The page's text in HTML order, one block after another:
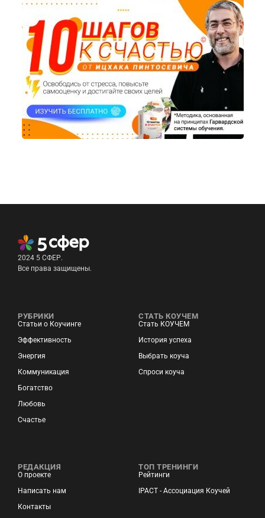
2024 5 СФЕР.
Все права защищены.
РУБРИКИ
Статьи о Коучинге
Эффективность
Энергия
Коммуникация
Богатство
Любовь
Счастье
СТАТЬ КОУЧЕМ
Стать КОУЧЕМ
История успеха
Выбрать коуча
Спроси коуча
РЕДАКЦИЯ
О проекте
Написать нам
Контакты
ТОП ТРЕНИНГИ
Рейтинги
IPACT - Ассоциация Коучей